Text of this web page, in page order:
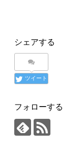
シェアする
ツイート
フォローする